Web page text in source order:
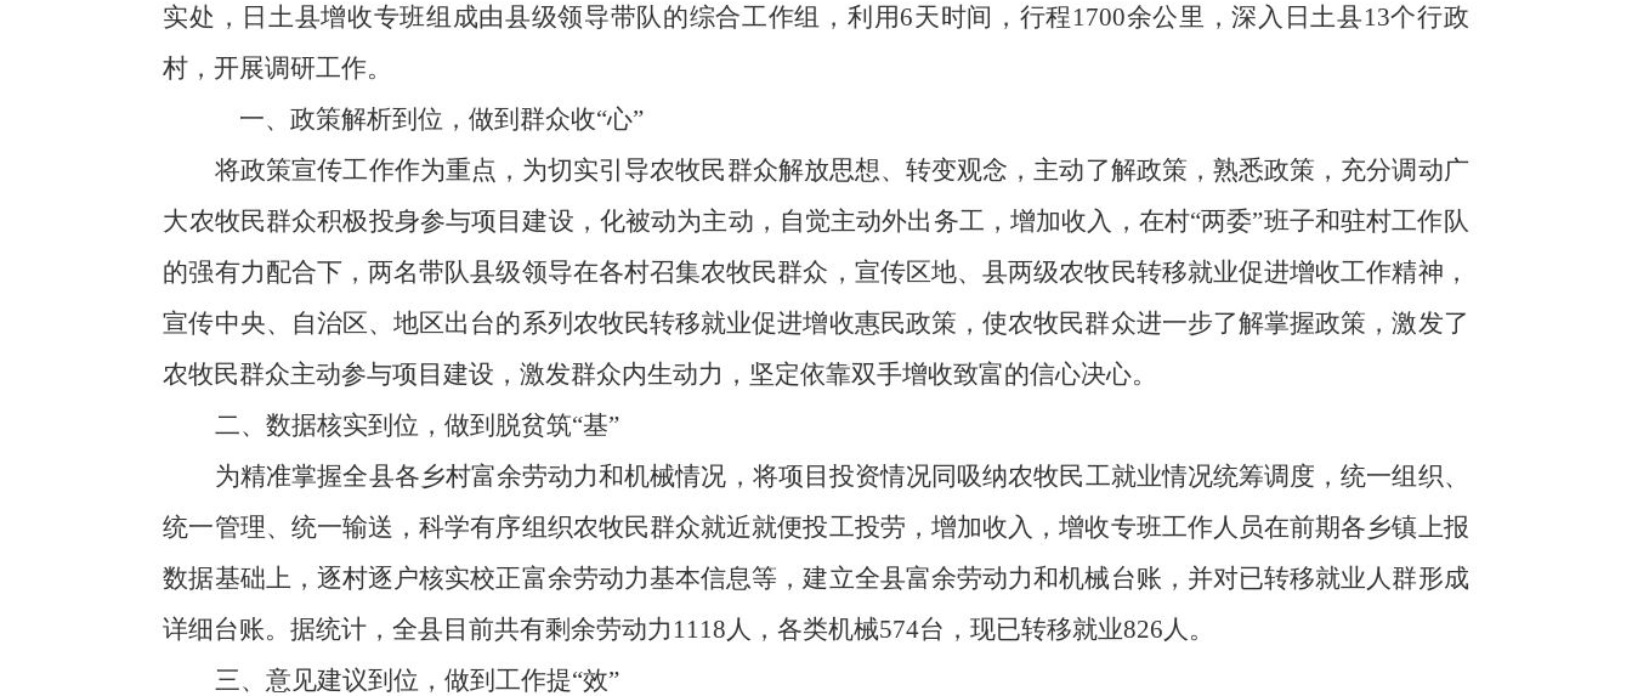
实处，日土县增收专班组成由县级领导带队的综合工作组，利用6天时间，行程1700余公里，深入日土县13个行政
村，开展调研工作。
一、政策解析到位，做到群众收“心”
将政策宣传工作作为重点，为切实引导农牧民群众解放思想、转变观念，主动了解政策，熟悉政策，充分调动广
大农牧民群众积极投身参与项目建设，化被动为主动，自觉主动外出务工，增加收入，在村“两委”班子和驻村工作队
的强有力配合下，两名带队县级领导在各村召集农牧民群众，宣传区地、县两级农牧民转移就业促进增收工作精神，
宣传中央、自治区、地区出台的系列农牧民转移就业促进增收惠民政策，使农牧民群众进一步了解掌握政策，激发了
农牧民群众主动参与项目建设，激发群众内生动力，坚定依靠双手增收致富的信心决心。
二、数据核实到位，做到脱贫筑“基”
为精准掌握全县各乡村富余劳动力和机械情况，将项目投资情况同吸纳农牧民工就业情况统筹调度，统一组织、
统一管理、统一输送，科学有序组织农牧民群众就近就便投工投劳，增加收入，增收专班工作人员在前期各乡镇上报
数据基础上，逐村逐户核实校正富余劳动力基本信息等，建立全县富余劳动力和机械台账，并对已转移就业人群形成
详细台账。据统计，全县目前共有剩余劳动力 1118人，各类机械574台，现已转移就业826人。
三、意见建议到位，做到工作提“效”